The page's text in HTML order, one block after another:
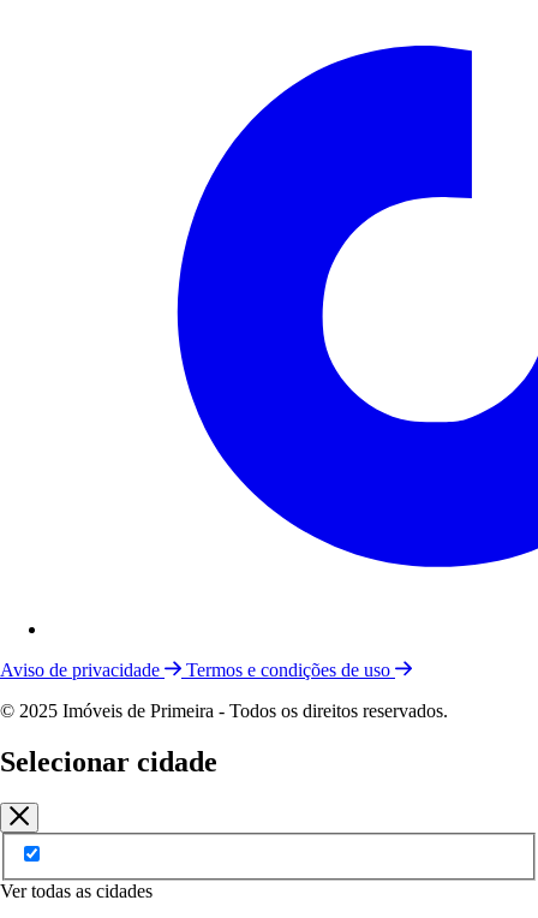
Aviso de privacidade
Termos e condições de uso
© 2025 Imóveis de Primeira - Todos os direitos reservados.
Selecionar cidade
Ver todas as cidades